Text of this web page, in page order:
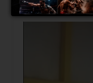
evoluir.